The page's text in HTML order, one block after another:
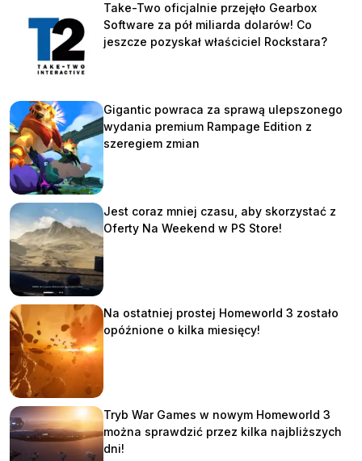
Take-Two oficjalnie przejęło Gearbox
Software za pół miliarda dolarów! Co
jeszcze pozyskał właściciel Rockstara?
Gigantic powraca za sprawą ulepszonego
wydania premium Rampage Edition z
szeregiem zmian
Jest coraz mniej czasu, aby skorzystać z
Oferty Na Weekend w PS Store!
Na ostatniej prostej Homeworld 3 zostało
opóźnione o kilka miesięcy!
Tryb War Games w nowym Homeworld 3
można sprawdzić przez kilka najbliższych
dni!